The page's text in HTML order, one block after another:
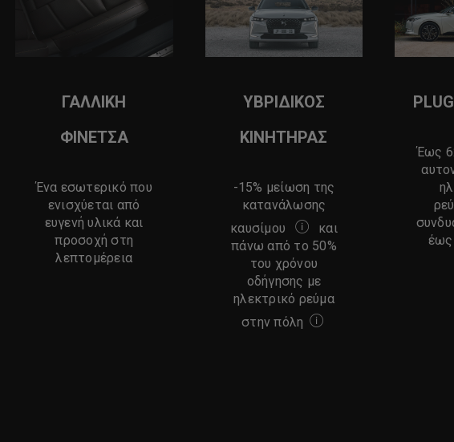
ΓΑΛΛΙΚΗ
ΦΙΝΕΤΣΑ
Ένα εσωτερικό που
ενισχύεται από
ευγενή υλικά και
προσοχή στη
λεπτομέρεια
ΥΒΡΙΔΙΚΟΣ
ΚΙΝΗΤΗΡΑΣ
-15% μείωση της
κατανάλωσης
καυσίμου
Κατά μέσο όρο, σε
και
πάνω από το 50%
του χρόνου
οδήγησης με
ηλεκτρικό ρεύμα
στην πόλη
Έως
έως